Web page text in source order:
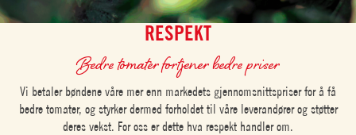
RESPEKT
Bedre tomater fortjener bedre priser
Vi betaler bøndene våre mer enn markedets gjennomsnittspriser for å få
bedre tomater, og styrker dermed forholdet til våre leverandører og støtter
deres vekst. For oss er dette hva respekt handler om.